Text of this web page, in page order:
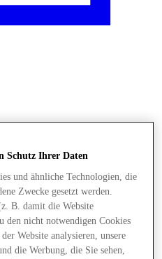
Schutz Ihrer Daten
und ähnliche Technologien, die
Zwecke gesetzt werden.
B. damit die Website
den nicht notwendigen Cookies
Website analysieren, unsere
die Werbung, die Sie sehen,